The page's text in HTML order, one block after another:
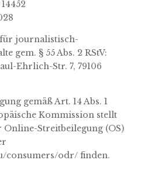
journalistisch-
gem. § 55 Abs. 2 RStV:
Ehrlich-Str. 7, 79106
gemäß Art. 14 Abs. 1
Kommission stellt
Streitbeilegung (OS)
consumers/odr/ finden.